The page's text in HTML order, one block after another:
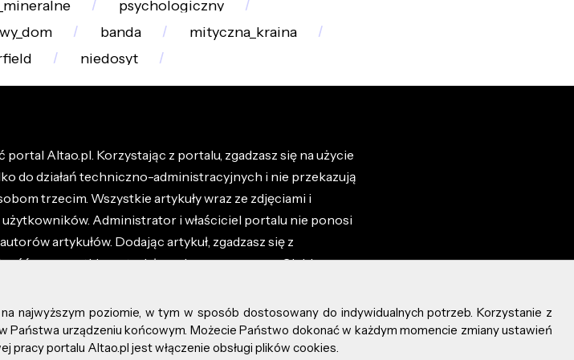
psychologiczny
banda
mityczna_kraina
niedosyt
Altao.pl. Korzystając z portalu, zgadzasz się na użycie
do działań techniczno-administracyjnych i nie przekazują
trzecim. Wszystkie artykuły wraz ze zdjęciami i
Administrator i właściciel portalu nie ponosi
artykułów. Dodając artykuł, zgadzasz się z
za wszystkie materiały umieszczone przez Ciebie na
najwyższym poziomie, w tym w sposób dostosowany do indywidualnych potrzeb. Korzystanie z
urządzeniu końcowym. Możecie Państwo dokonać w każdym momencie zmiany ustawień
pracy portalu Altao.pl jest włączenie obsługi plików cookies.